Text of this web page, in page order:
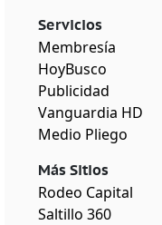
Servicios
Membresía
HoyBusco
Publicidad
Vanguardia HD
Medio Pliego
Más Sitios
Rodeo Capital
Saltillo 360